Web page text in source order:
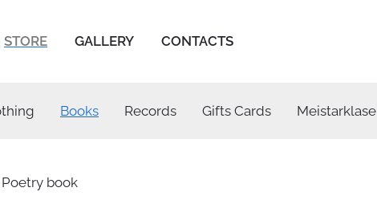
STORE GALLERY CONTACTS
Books Records Gifts Cards Meistarklase
Poetry book